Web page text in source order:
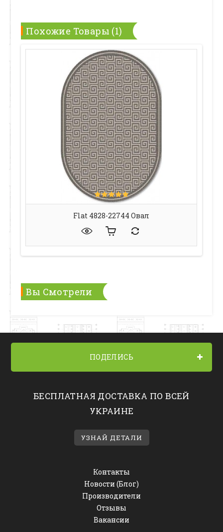
Похожие Товары (1)
Flat 4828-22744 Овал
Вы Смотрели
ПОДЕЛИСЬ
БЕСПЛАТНАЯ ДОСТАВКА ПО ВСЕЙ
УКРАИНЕ
УЗНАЙ ДЕТАЛИ
Контакты
Новости (Блог)
Производители
Отзывы
Вакансии